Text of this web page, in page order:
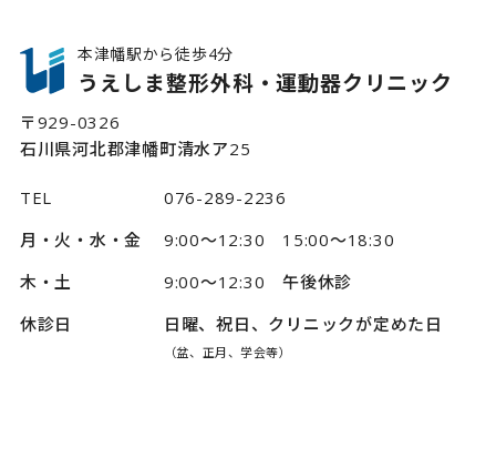
本津幡駅から徒歩4分
うえしま整形外科・運動器クリニック
〒929-0326
石川県河北郡津幡町清水ア25
TEL
076-289-2236
月・火・水・金
9:00～12:30 15:00～18:30
木・土
9:00～12:30 午後休診
休診日
日曜、祝日、クリニックが定めた日
（盆、正月、学会等）